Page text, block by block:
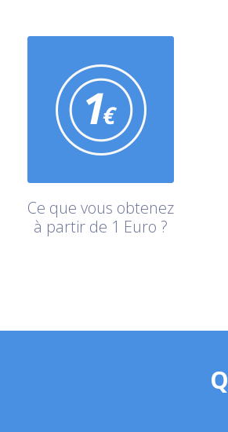
Ce que vous obtenez
à partir de 1 Euro ?